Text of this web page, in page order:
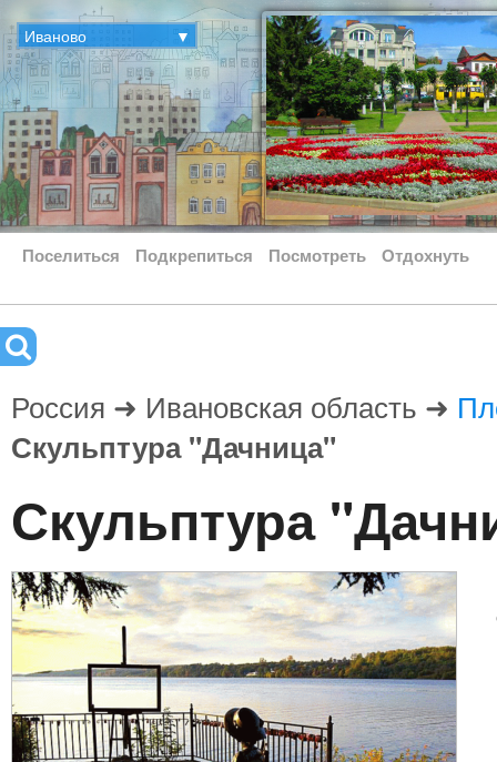
Иваново ▼
Поселиться Подкрепиться Посмотреть Отдохнуть
Россия ➜ Ивановская область ➜
Скульптура "Дачница"
Скульптура